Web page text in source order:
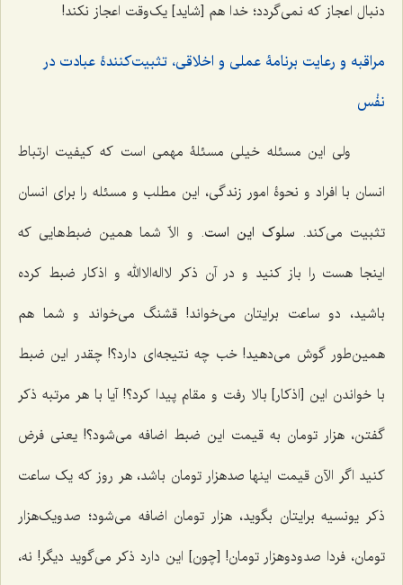
دنبال اعجاز که نمی‌گردد؛ خدا هم [شاید] یک‌وقت اعجاز نکند!
مراقبه و رعایت برنامۀ عملی و اخلاقی، تثبیت‌کنندۀ عبادت در
نفْس
ولی این مسئله خیلی مسئلۀ مهمی است که کیفیت ارتباط
انسان با افراد و نحوۀ امور زندگی، این مطلب و مسئله را برای انسان
تثبیت می‌کند. سلوک این است. و الاّ شما همین ضبط‌هایی که
اینجا هست را باز کنید و در آن ذکر لااله‌الااللهو اذکار ضبط کرده
باشید، دو ساعت برایتان می‌خواند! قشنگ می‌خواند و شما هم
همین‌طور گوش می‌دهید! خب چه نتیجه‌ای دارد؟! چقدر این ضبط
با خواندن این [اذکار] بالا رفت و مقام پیدا کرد؟! آیا با هر مرتبه ذکر
گفتن، هزار تومان به قیمت این ضبط اضافه می‌شود؟! یعنی فرض
کنید اگر الآن قیمت اینها صدهزار تومان باشد، هر روز که یک ساعت
ذکر یونسیه برایتان بگوید، هزار تومان اضافه می‌شود؛ صدویک‌هزار
تومان، فردا صدودوهزار تومان! [چون] این دارد ذکر می‌گوید دیگر! نه،